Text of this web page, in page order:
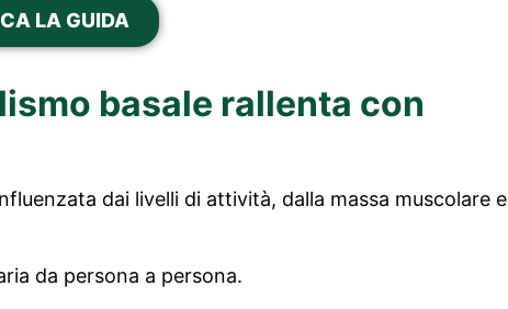
LA GUIDA
basale rallenta con
dai livelli di attività, dalla massa muscolare e
da persona a persona.